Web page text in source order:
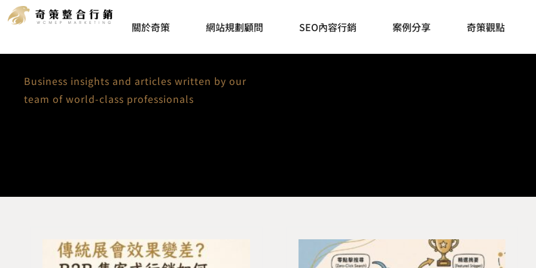
關於奇策 網站規劃顧問 SEO內容行銷 案例分享 奇策觀點
Business insights and articles written by our
team of world-class professionals